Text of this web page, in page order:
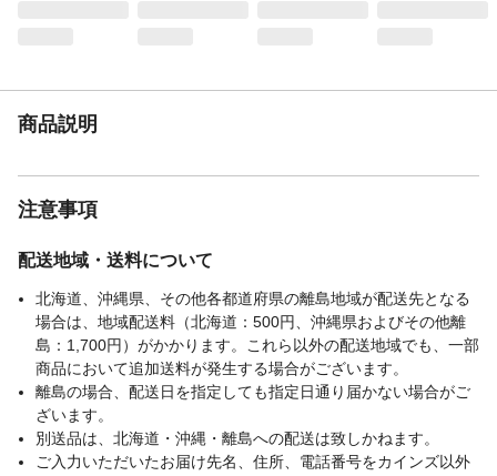
商品説明
注意事項
配送地域・送料について
北海道、沖縄県、その他各都道府県の離島地域が配送先となる
場合は、地域配送料（北海道：500円、沖縄県およびその他離
島：1,700円）がかかります。これら以外の配送地域でも、一部
商品において追加送料が発生する場合がございます。
離島の場合、配送日を指定しても指定日通り届かない場合がご
ざいます。
別送品は、北海道・沖縄・離島への配送は致しかねます。
ご入力いただいたお届け先名、住所、電話番号をカインズ以外